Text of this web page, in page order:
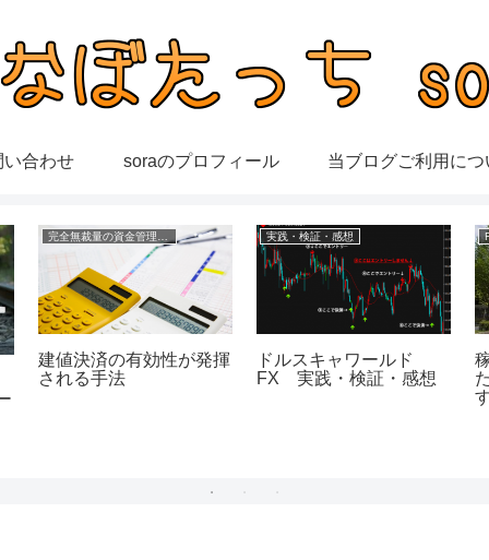
い合わせ soraのプロフィール 当ブログご利用につ
建値決済の有効性が発揮
される手法
実践・検証・感想
ドルスキャワールド
FX 実践・検証・感想